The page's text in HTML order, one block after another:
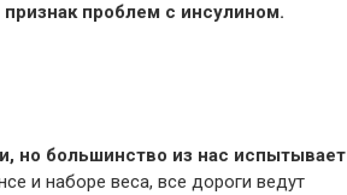
проблем с инсулином.
но большинство из нас испытывает
и наборе веса, все дороги ведут